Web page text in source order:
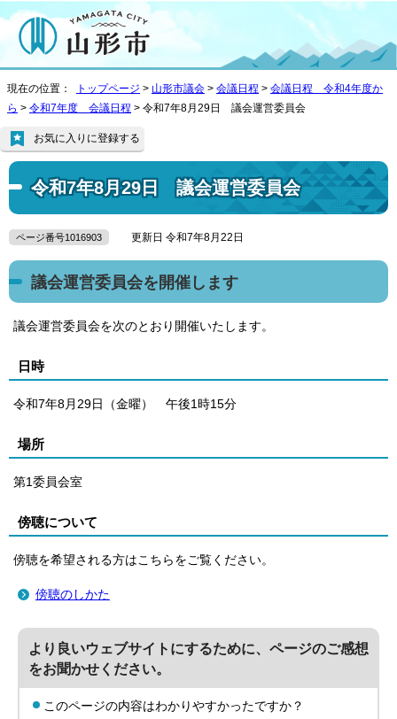
現在の位置： トップページ > 山形市議会 > 会議日程 > 会議日程 令和4年度か
ら > 令和7年度 会議日程 > 令和7年8月29日 議会運営委員会
令和7年8月29日 議会運営委員会
お気に入りに登録する
ページ番号1016903 更新日 令和7年8月22日
議会運営委員会を開催します
議会運営委員会を次のとおり開催いたします。
日時
令和7年8月29日（金曜） 午後1時15分
場所
第1委員会室
傍聴について
傍聴を希望される方はこちらをご覧ください。
傍聴のしかた
より良いウェブサイトにするために、ページのご感想
をお聞かせください。
このページの内容はわかりやすかったですか？